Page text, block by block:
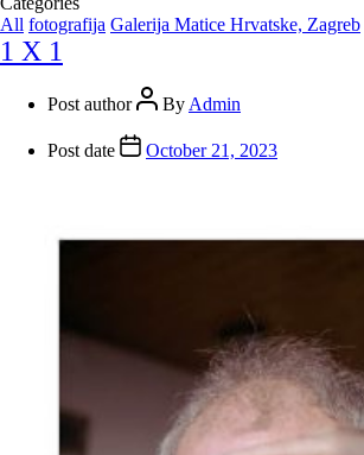
All fotografija Galerija Matice Hrvatske, Zagreb
1 X 1
Post author By Admin
Post date October 21, 2023